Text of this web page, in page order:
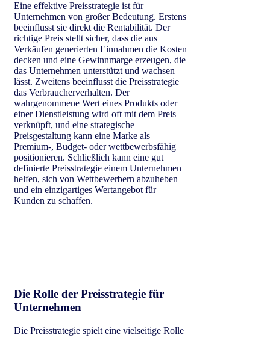
Eine effektive Preisstrategie ist für
Unternehmen von großer Bedeutung. Erstens
beeinflusst sie direkt die Rentabilität. Der
richtige Preis stellt sicher, dass die aus
Verkäufen generierten Einnahmen die Kosten
decken und eine Gewinnmarge erzeugen, die
das Unternehmen unterstützt und wachsen
lässt. Zweitens beeinflusst die Preisstrategie
das Verbraucherverhalten. Der
wahrgenommene Wert eines Produkts oder
einer Dienstleistung wird oft mit dem Preis
verknüpft, und eine strategische
Preisgestaltung kann eine Marke als
Premium-, Budget- oder wettbewerbsfähig
positionieren. Schließlich kann eine gut
definierte Preisstrategie einem Unternehmen
helfen, sich von Wettbewerbern abzuheben
und ein einzigartiges Wertangebot für
Kunden zu schaffen.
Die Rolle der Preisstrategie für
Unternehmen
Die Preisstrategie spielt eine vielseitige Rolle